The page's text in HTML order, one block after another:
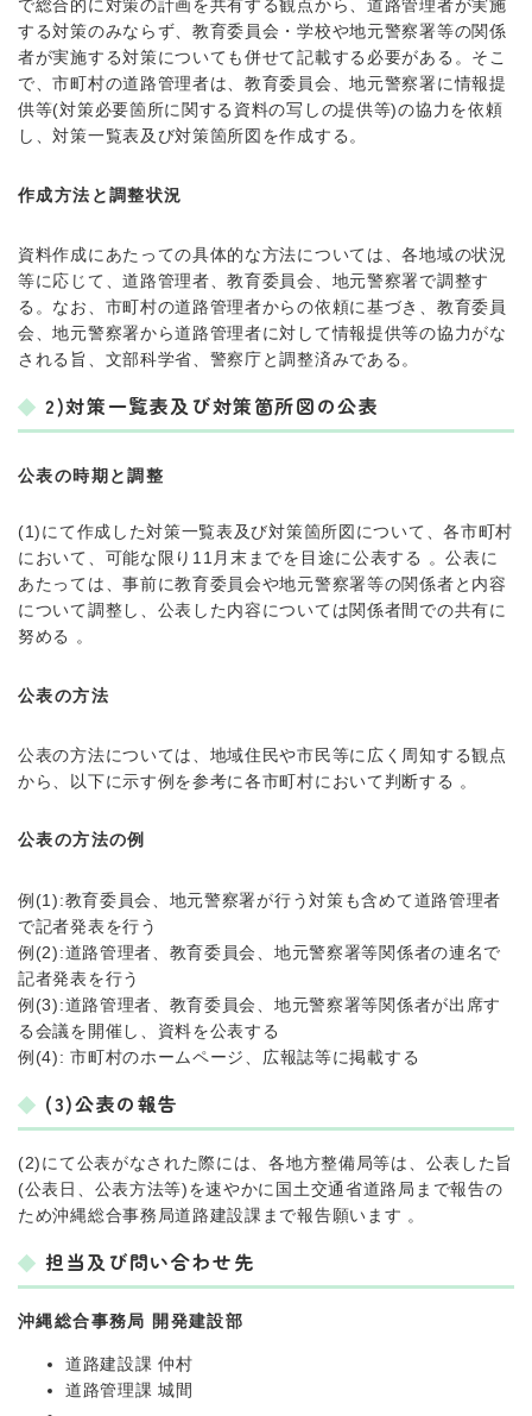
で総合的に対策の計画を共有する観点から、道路管理者が実施
する対策のみならず、教育委員会・学校や地元警察署等の関係
者が実施する対策についても併せて記載する必要がある。そこ
で、市町村の道路管理者は、教育委員会、地元警察署に情報提
供等(対策必要箇所に関する資料の写しの提供等)の協力を依頼
し、対策一覧表及び対策箇所図を作成する。
作成方法と調整状況
資料作成にあたっての具体的な方法については、各地域の状況
等に応じて、道路管理者、教育委員会、地元警察署で調整す
る。なお、市町村の道路管理者からの依頼に基づき、教育委員
会、地元警察署から道路管理者に対して情報提供等の協力がな
される旨、文部科学省、警察庁と調整済みである。
2)対策一覧表及び対策箇所図の公表
公表の時期と調整
(1)にて作成した対策一覧表及び対策箇所図について、各市町村
において、可能な限り11月末までを目途に公表する 。公表に
あたっては、事前に教育委員会や地元警察署等の関係者と内容
について調整し、公表した内容については関係者間での共有に
努める 。
公表の方法
公表の方法については、地域住民や市民等に広く周知する観点
から、以下に示す例を参考に各市町村において判断する 。
公表の方法の例
例(1):教育委員会、地元警察署が行う対策も含めて道路管理者
で記者発表を行う
例(2):道路管理者、教育委員会、地元警察署等関係者の連名で
記者発表を行う
例(3):道路管理者、教育委員会、地元警察署等関係者が出席す
る会議を開催し、資料を公表する
例(4): 市町村のホームページ、広報誌等に掲載する
(3)公表の報告
(2)にて公表がなされた際には、各地方整備局等は、公表した旨
(公表日、公表方法等)を速やかに国土交通省道路局まで報告の
ため沖縄総合事務局道路建設課まで報告願います 。
担当及び問い合わせ先
沖縄総合事務局 開発建設部
道路建設課 仲村
道路管理課 城間